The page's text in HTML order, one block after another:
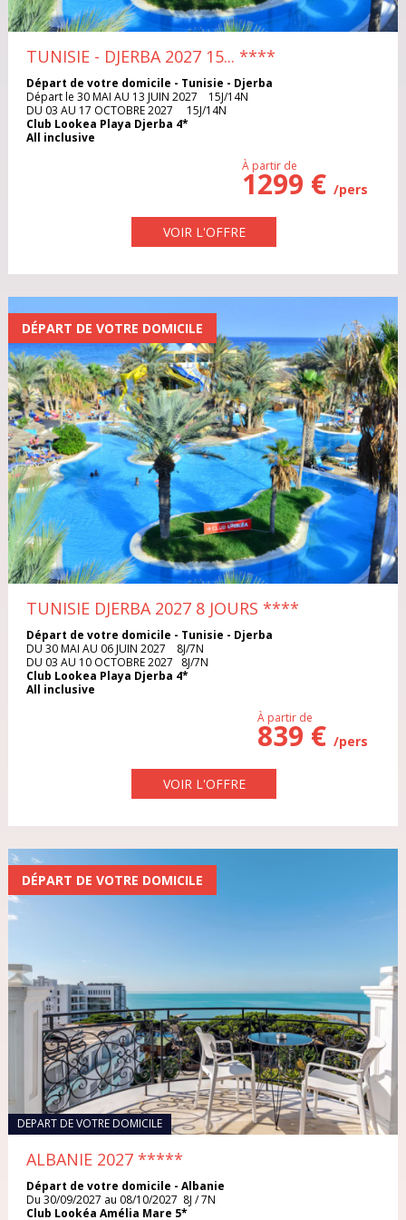
DANEMARK
EGYPTE
ESPAGNE
GRECE
ILES GRENADINES
IRLANDE
ITALIE
MAROC
POLOGNE
PORTUGAL
RÉPUBLIQUE DOMINICAINE
RÉPUBLIQUE TCHÈQUE
SÉNÉGAL
VIETNAM
TUNISIE - DJERBA 2027 15... ****
Départ de votre domicile - Tunisie - Djerba
Départ le 30 MAI AU 13 JUIN 2027 15J/14N
DU 03 AU 17 OCTOBRE 2027 15J/14N
Club Lookea Playa Djerba 4*
All inclusive
À partir de
1299 €/pers
VOIR L'OFFRE
TUNISIE DJERBA 2027 8 JOURS ****
Départ de votre domicile - Tunisie - Djerba
DU 30 MAI AU 06 JUIN 2027 8J/7N
DU 03 AU 10 OCTOBRE 2027 8J/7N
Club Lookea Playa Djerba 4*
All inclusive
À partir de
839 €/pers
VOIR L'OFFRE
DÉPART DE VOTRE DOMICILE
DEPART DE VOTRE DOMICILE
ALBANIE 2027 *****
Départ de votre domicile - Albanie
Du 30/09/2027 au 08/10/2027 8J / 7N
Club Lookéa Amélia Mare 5*
DÉPART DE VOTRE DOMICILE
Iles Grenadines Irlande
Italie Maroc
Pologne
République Tchèque
Thaïlande
Turquie Vietnam
TYPE DE VOYAGE
Séjour Circuit
Croisière Week-end
Circuit Séjour
MOIS DE DÉPART
De 1 à 2 jours
De 6 à 8 jours
De 9 à 12 jours
De 13 à 15 jours
Plus de 15 jours
BUDGET / PERSONNE